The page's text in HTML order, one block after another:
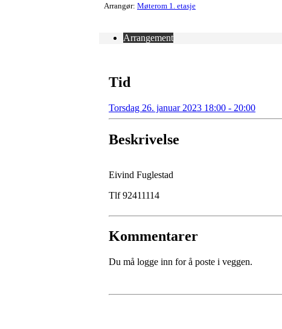
Arrangør: Møterom 1. etasje
Arrangement
Tid
Torsdag 26. januar 2023 18:00 - 20:00
Beskrivelse
Eivind Fuglestad
Tlf 92411114
Kommentarer
Du må logge inn for å poste i veggen.